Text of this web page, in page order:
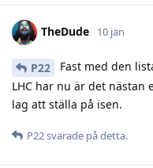
TheDude 10 jan
P22
Fast med den
LHC har nu är det
lag att ställa på isen.
P22svarade på detta.